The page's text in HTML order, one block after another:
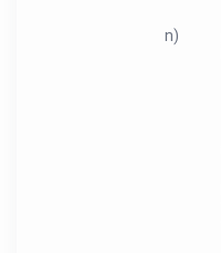
n)